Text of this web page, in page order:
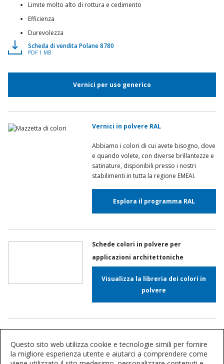
Limite molto alto di rottura e cedimento
Efficienza
Durevolezza
Scheda di vendita Polane 8780
PDF 1 MB
Vernici per uso generico
Vernici in polvere RAL
Abbiamo i colori di cui avete bisogno, dove
e quando volete, con diverse brillantezze e
satinature, disponibili presso i nostri
stabilimenti in tutta la regione EMEAI.
Esplora il programma RAL
Schede colori in polvere per
applicazioni architettoniche
Visualizza la libreria dei colori in
polvere
Connettiamoci
Questo sito web utilizza cookie e tecnologie simili per fornire
la migliore esperienza utente e aiutarci a comprendere come